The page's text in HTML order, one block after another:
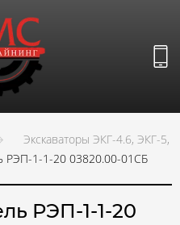
Экскаваторы ЭКГ-4.6, ЭКГ-5,
РЭП-1-1-20 03820.00-01СБ
РЭП-1-1-20